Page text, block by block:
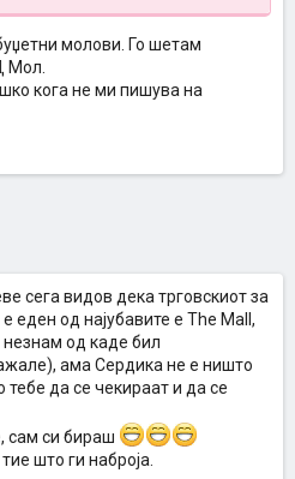
молови. Го шетам
Мол.
кога не ми пишува на
сега видов дека трговскиот за
еден од најубавите е The Mall,
незнам од каде бил
ама Сердика не е ништо
тебе да се чекираат и да се
сам си бираш
што ги наброја.